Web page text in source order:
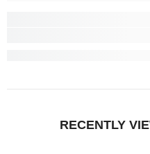
RECENTLY